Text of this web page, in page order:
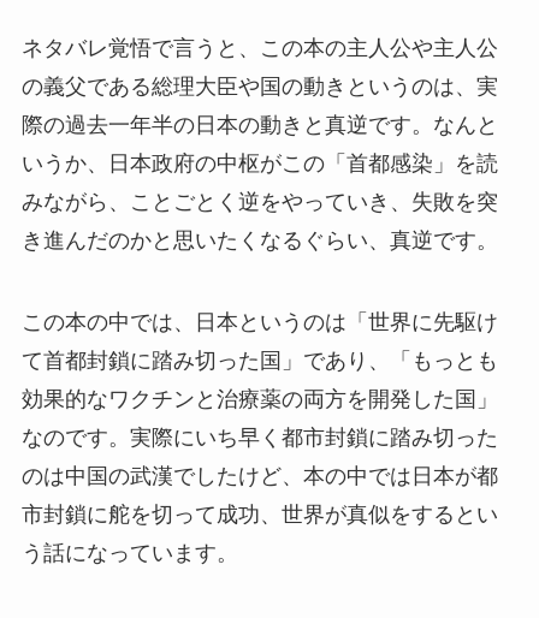
ネタバレ覚悟で言うと、この本の主人公や主人公
の義父である総理大臣や国の動きというのは、実
際の過去一年半の日本の動きと真逆です。なんと
いうか、日本政府の中枢がこの「首都感染」を読
みながら、ことごとく逆をやっていき、失敗を突
き進んだのかと思いたくなるぐらい、真逆です。
この本の中では、日本というのは「世界に先駆け
て首都封鎖に踏み切った国」であり、「もっとも
効果的なワクチンと治療薬の両方を開発した国」
なのです。実際にいち早く都市封鎖に踏み切った
のは中国の武漢でしたけど、本の中では日本が都
市封鎖に舵を切って成功、世界が真似をするとい
う話になっています。